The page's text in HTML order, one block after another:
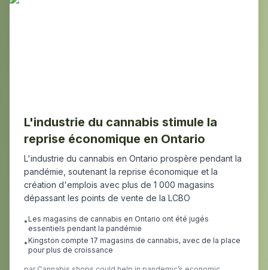
L'industrie du cannabis stimule la
reprise économique en Ontario
L'industrie du cannabis en Ontario prospère pendant la
pandémie, soutenant la reprise économique et la
création d'emplois avec plus de 1 000 magasins
dépassant les points de vente de la LCBO
•Les magasins de cannabis en Ontario ont été jugés
essentiels pendant la pandémie
•Kingston compte 17 magasins de cannabis, avec de la place
pour plus de croissance